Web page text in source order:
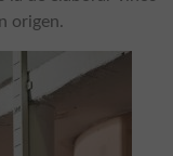
origen.